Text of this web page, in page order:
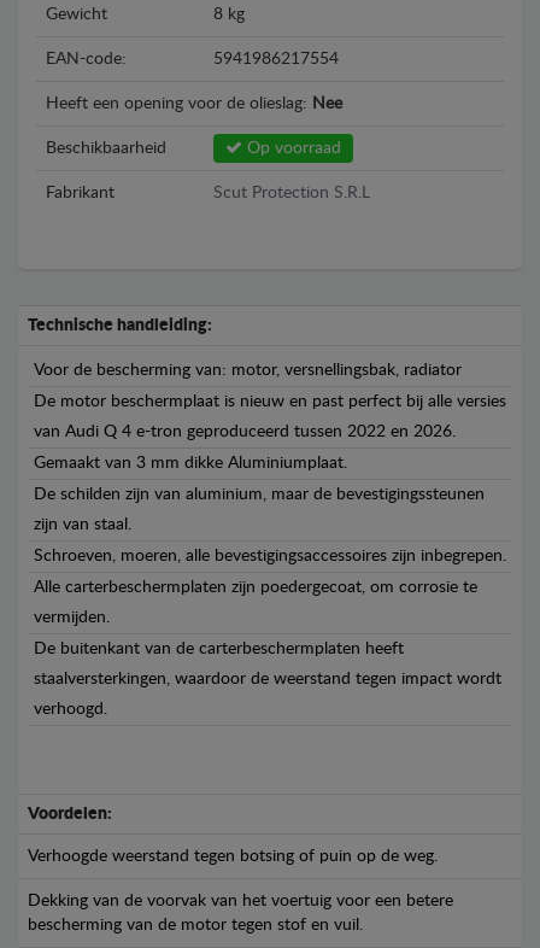
Gewicht 8 kg
EAN-code: 5941986217554
Heeft een opening voor de olieslag: Nee
Beschikbaarheid Op voorraad
Fabrikant Scut Protection S.R.L
Technische handleiding:
Voor de bescherming van: motor, versnellingsbak, radiator
De motor beschermplaat is nieuw en past perfect bij alle versies
van Audi Q 4 e-tron geproduceerd tussen 2022 en 2026.
Gemaakt van 3 mm dikke Aluminiumplaat.
De schilden zijn van aluminium, maar de bevestigingssteunen
zijn van staal.
Schroeven, moeren, alle bevestigingsaccessoires zijn inbegrepen.
Alle carterbeschermplaten zijn poedergecoat, om corrosie te
vermijden.
De buitenkant van de carterbeschermplaten heeft
staalversterkingen, waardoor de weerstand tegen impact wordt
verhoogd.
Voordelen:
Verhoogde weerstand tegen botsing of puin op de weg.
Dekking van de voorvak van het voertuig voor een betere
bescherming van de motor tegen stof en vuil.